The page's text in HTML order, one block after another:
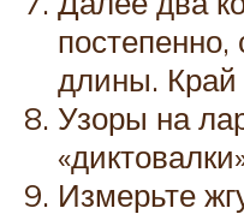
длины. Край
Узоры на
Измерьте